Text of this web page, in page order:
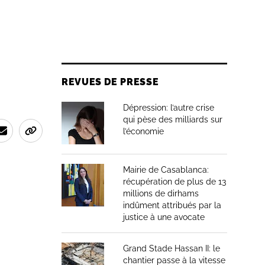
REVUES DE PRESSE
Dépression: l’autre crise
qui pèse des milliards sur
l’économie
Mairie de Casablanca:
récupération de plus de 13
millions de dirhams
indûment attribués par la
justice à une avocate
Grand Stade Hassan II: le
chantier passe à la vitesse